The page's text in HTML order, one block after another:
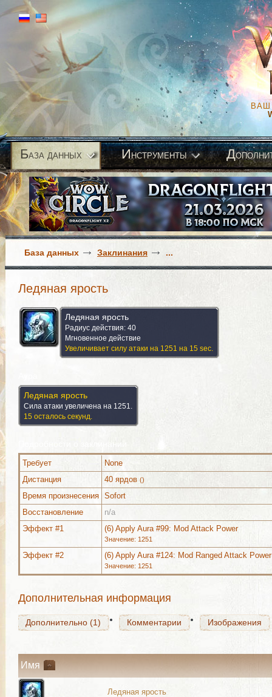
ВАШ
База данных Инструменты Д
База данных Заклинания ...
Ледяная ярость
Ледяная ярость
Радиус действия: 40
Мгновенное действие
Увеличивает силу атаки на 1251 на 15 sec.
Ледяная ярость
Сила атаки увеличена на 1251.
15 осталось секунд.
Требует
None
Дистанция
40 ярдов ()
Время произнесения Sofort
Восстановление
n/a
Эффект #1
(6) Apply Aura #99: Mod Attack Power
Значение: 1251
Эффект #2 (6) Apply Aura #124: Mod Ranged Attack Power
Значение: 1251
Дополнительная информация
Дополнительно (1) Комментарии Изображения
Дополнительно (1) Комментарии Изображения
Дополнительно (1) Комментарии Изображения
Имя
Ледяная ярость